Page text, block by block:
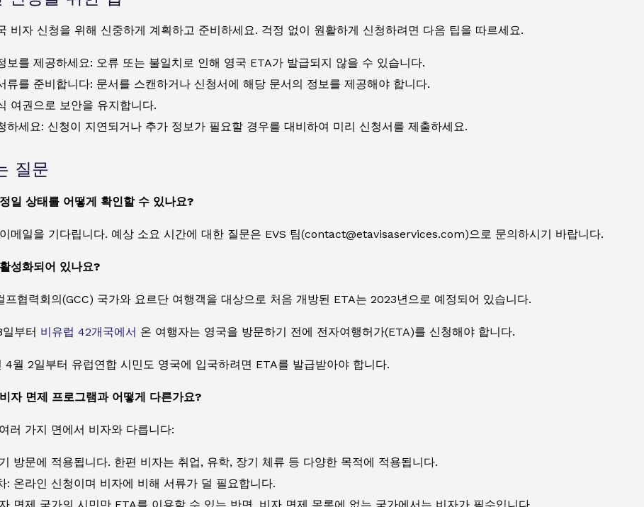
비자 신청을 위해 신중하게 계획하고 준비하세요. 걱정 없이 원활하게 신청하려면 다음 팁을 따르세요.
보를 제공하세요: 오류 또는 불일치로 인해 영국 ETA가 발급되지 않을 수 있습니다.
류를 준비합니다: 문서를 스캔하거나 신청서에 해당 문서의 정보를 제공해야 합니다.
여권으로 보안을 유지합니다.
하세요: 신청이 지연되거나 추가 정보가 필요할 경우를 대비하여 미리 신청서를 제출하세요.
질문
일 상태를 어떻게 확인할 수 있나요?
메일을 기다립니다. 예상 소요 시간에 대한 질문은 EVS 팀(contact@etavisaservices.com)으로 문의하시기 바랍니다.
성화되어 있나요?
프협력회의(GCC) 국가와 요르단 여행객을 대상으로 처음 개방된 ETA는 2023년으로 예정되어 있습니다.
부터 비유럽 42개국에서 온 여행자는 영국을 방문하기 전에 전자여행허가(ETA)를 신청해야 합니다.
4월 2일부터 유럽연합 시민도 영국에 입국하려면 ETA를 발급받아야 합니다.
자 면제 프로그램과 어떻게 다른가요?
러 가지 면에서 비자와 다릅니다:
방문에 적용됩니다. 한편 비자는 취업, 유학, 장기 체류 등 다양한 목적에 적용됩니다.
: 온라인 신청이며 비자에 비해 서류가 덜 필요합니다.